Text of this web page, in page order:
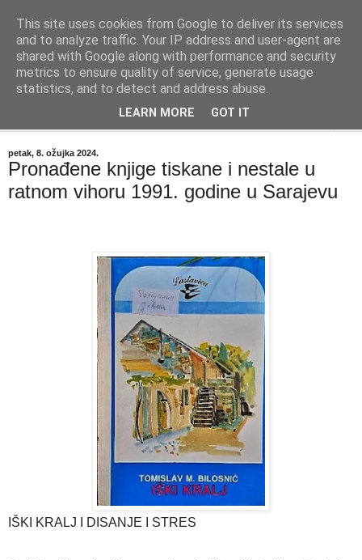
"Kvaka"
Časopis za književnost ISSN 2459-5632
petak, 8. ožujka 2024.
Pronađene knjige tiskane i nestale u
ratnom vihoru 1991. godine u Sarajevu
IŠKI KRALJ I DISANJE I STRES
This site uses cookies from Google to deliver its services
and to analyze traffic. Your IP address and user-agent are
shared with Google along with performance and security
metrics to ensure quality of service, generate usage
statistics, and to detect and address abuse.
LEARN MORE GOT IT